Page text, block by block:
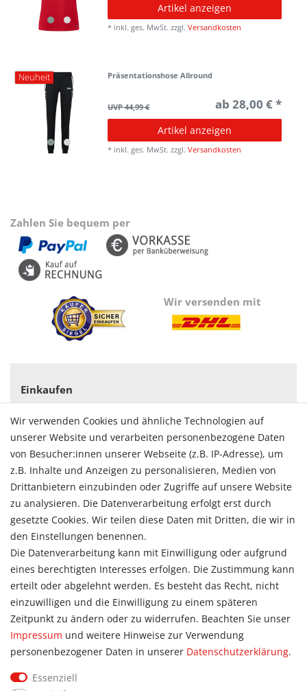
Artikel anzeigen
* inkl. ges. MwSt. zzgl.Versandkosten
Neuheit Präsentationshose Allround
UVP 44,99 € ab 28,00 € *
Artikel anzeigen
* inkl. ges. MwSt. zzgl.Versandkosten
Zahlen Sie bequem per
Wir versenden mit
Einkaufen
Zahlungsarten
Versandarten & -kosten
Widerrufsrecht
Vertrag widerrufen
Konto
Login
Registrieren
Warenkorb
Zur Kasse
Allgemein
Kontakt
Datenschutzerklärung
AGB
Impressum
Informationen für Vereine
Wir verwenden Cookies und ähnliche Technologien auf
unserer Website und verarbeiten personenbezogene Daten
von Besucher:innen unserer Webseite (z.B. IP-Adresse), um
z.B. Inhalte und Anzeigen zu personalisieren, Medien von
Drittanbietern einzubinden oder Zugriffe auf unsere Website
zu analysieren. Die Datenverarbeitung erfolgt erst durch
gesetzte Cookies. Wir teilen diese Daten mit Dritten, die wir in
den Einstellungen benennen.
Die Datenverarbeitung kann mit Einwilligung oder aufgrund
eines berechtigten Interesses erfolgen. Die Zustimmung kann
erteilt oder abgelehnt werden. Es besteht das Recht, nicht
einzuwilligen und die Einwilligung zu einem späteren
Zeitpunkt zu ändern oder zu widerrufen. Beachten Sie unser
Impressum und weitere Hinweise zur Verwendung
personenbezogener Daten in unserer Daten­schutz­erklärung.
Essenziell